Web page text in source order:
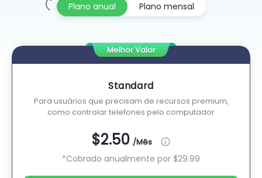
Plano anual Plano mensal
Melhor Valor
Standard
Para usuários que precisam de recursos premium,
como controlar telefones pelo computador
$2.50 /Mês
*Cobrado anualmente por $29.99